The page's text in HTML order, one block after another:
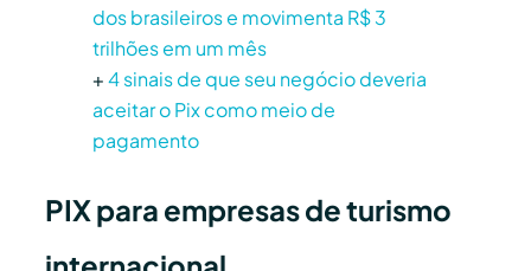
dos brasileiros e movimenta R$ 3
trilhões em um mês
+4 sinais de que seu negócio deveria
aceitar o Pix como meio de
pagamento
PIX para empresas de turismo